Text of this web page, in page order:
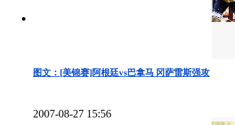
图文：[美锦赛]阿根廷vs巴拿马 冈萨雷斯强攻
2007-08-27 15:56